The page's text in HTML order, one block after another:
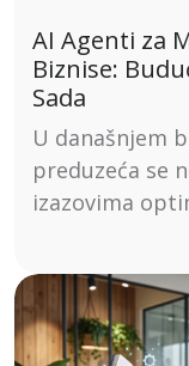
AI Agenti za
Biznise:
Sada
U današnjem
preduzeća se
izazovima